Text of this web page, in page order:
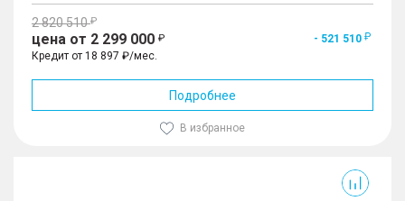
2 820 510
цена от 2 299 000
- 521 510
Кредит от 18 897 ₽/мес.
Подробнее
В избранное